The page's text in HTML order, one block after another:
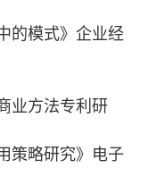
的模式》企业经
业方法专利研
策略研究》电子